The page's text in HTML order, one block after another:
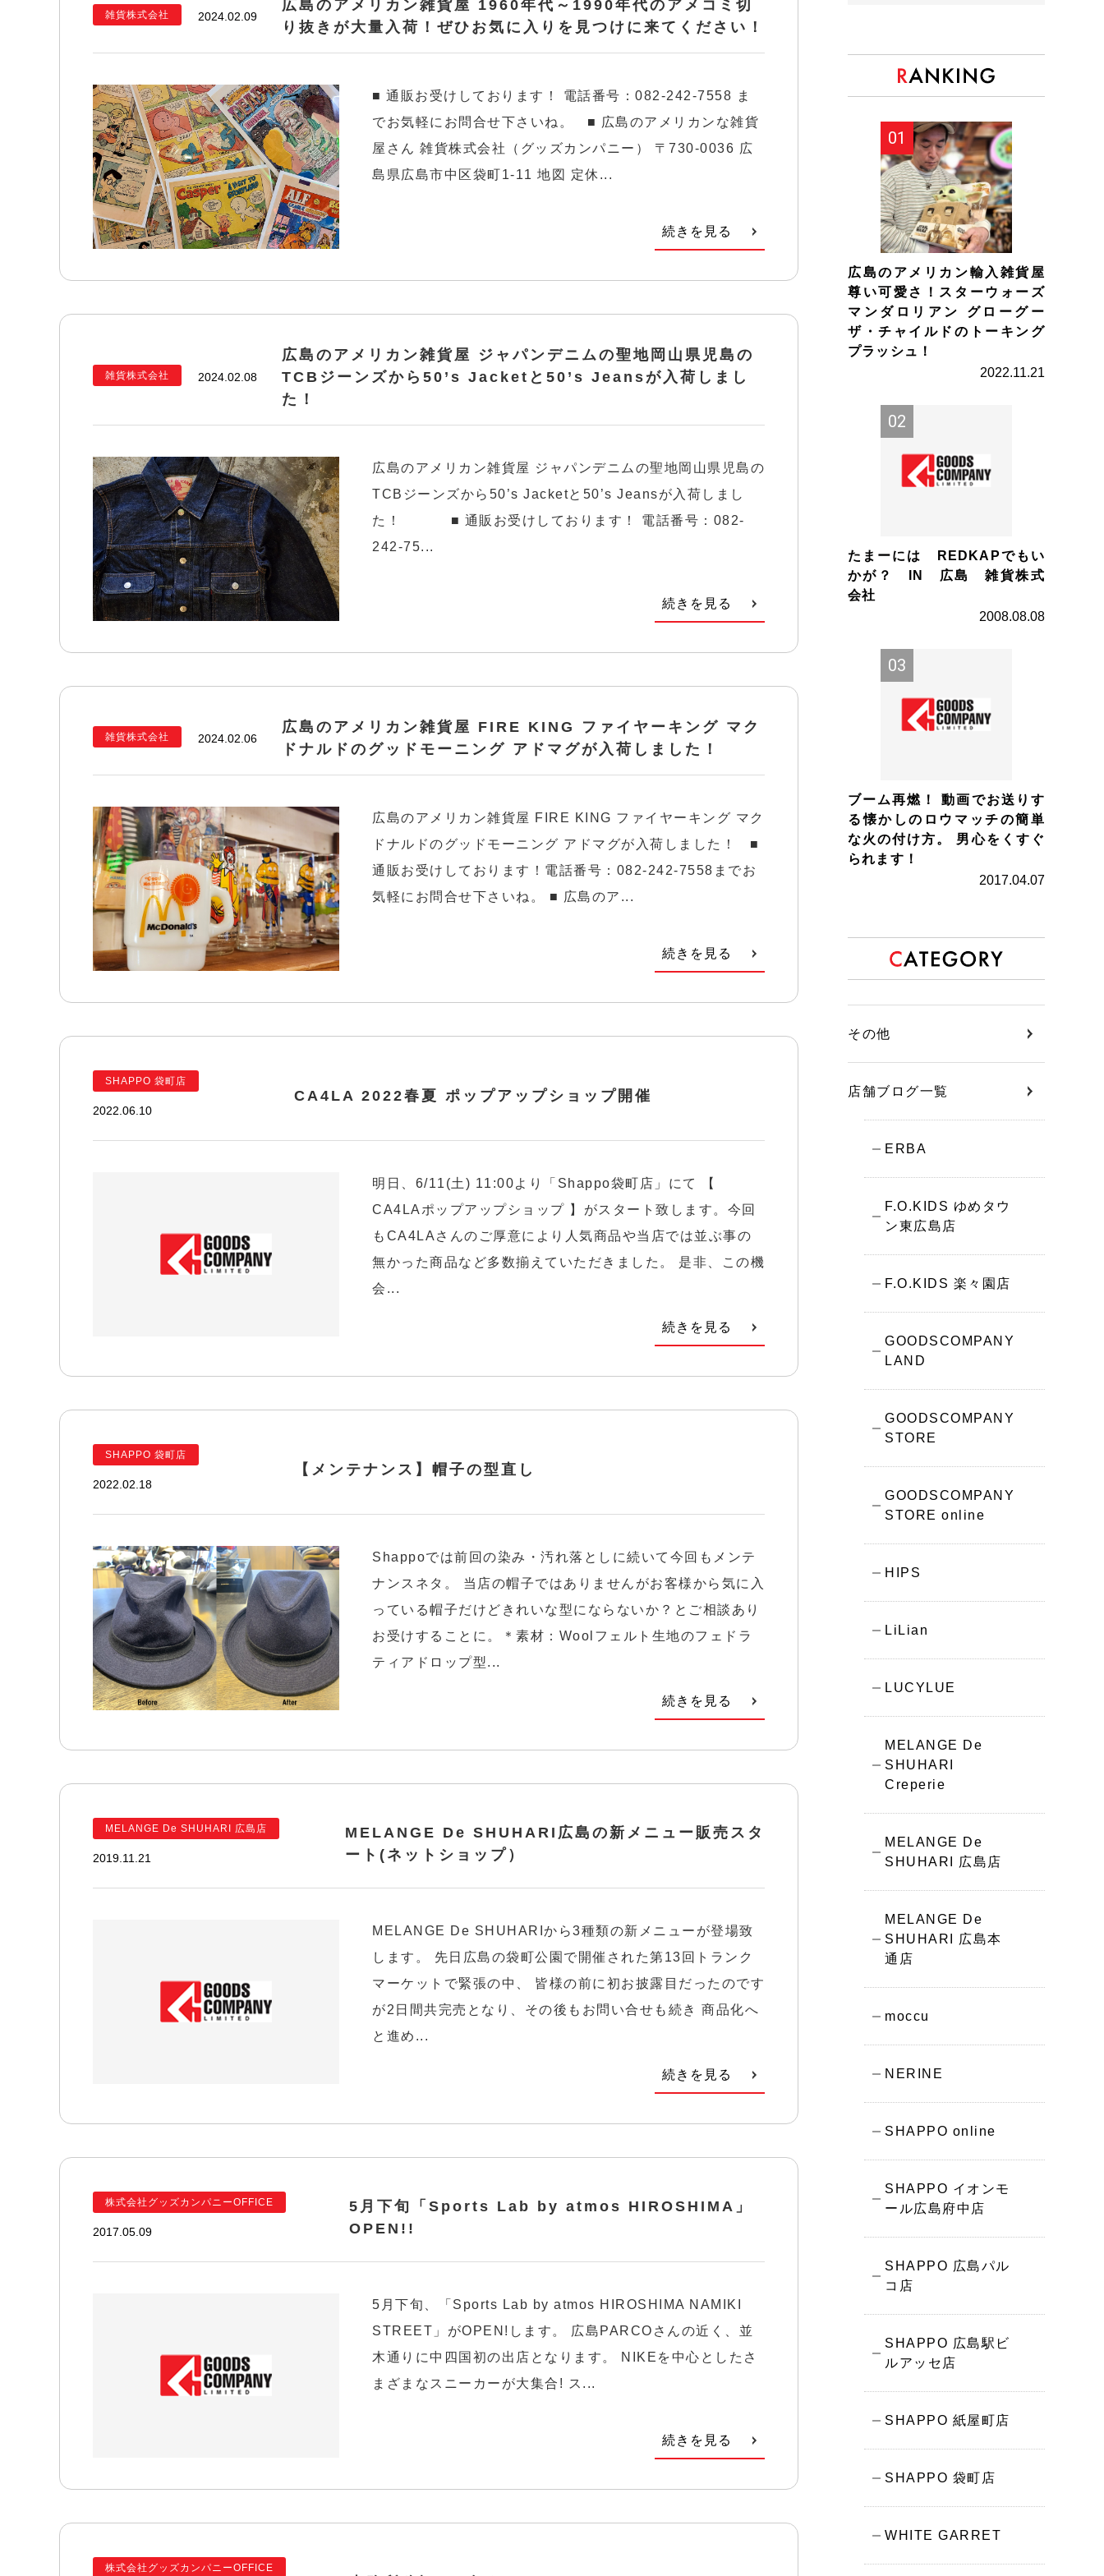
雑貨株式会社 2024.02.09
広島のアメリカン雑貨屋 1960年代～1990年代のアメコミ切
り抜きが大量入荷！ぜひお気に入りを見つけに来てください！
■ 通販お受けしております！ 電話番号：082-242-7558 ま
でお気軽にお問合せ下さいね。 ■ 広島のアメリカンな雑貨
屋さん 雑貨株式会社（グッズカンパニー） 〒730-0036 広
島県広島市中区袋町1-11 地図 定休...
続きを見る
雑貨株式会社 2024.02.08
広島のアメリカン雑貨屋 ジャパンデニムの聖地岡山県児島の
TCBジーンズから50’s Jacketと50’s Jeansが入荷しまし
た！
広島のアメリカン雑貨屋 ジャパンデニムの聖地岡山県児島の
TCBジーンズから50’s Jacketと50’s Jeansが入荷しまし
た！ ■ 通販お受けしております！ 電話番号：082-
242-75...
続きを見る
雑貨株式会社 2024.02.06
広島のアメリカン雑貨屋 FIRE KING ファイヤーキング マク
ドナルドのグッドモーニング アドマグが入荷しました！
広島のアメリカン雑貨屋 FIRE KING ファイヤーキング マク
ドナルドのグッドモーニング アドマグが入荷しました！ ■
通販お受けしております！電話番号：082-242-7558までお
気軽にお問合せ下さいね。 ■ 広島のア...
続きを見る
SHAPPO 袋町店
2022.06.10
CA4LA 2022春夏 ポップアップショップ開催
明日、6/11(土) 11:00より「Shappo袋町店」にて 【
CA4LAポップアップショップ 】がスタート致します。今回
もCA4LAさんのご厚意により人気商品や当店では並ぶ事の
無かった商品など多数揃えていただきました。 是非、この機
会...
続きを見る
SHAPPO 袋町店
2022.02.18
【メンテナンス】帽子の型直し
Shappoでは前回の染み・汚れ落としに続いて今回もメンテ
ナンスネタ。 当店の帽子ではありませんがお客様から気に入
っている帽子だけどきれいな型にならないか？とご相談あり
お受けすることに。＊素材：Woolフェルト生地のフェドラ
ティアドロップ型...
続きを見る
MELANGE De SHUHARI 広島店
2019.11.21
MELANGE De SHUHARI広島の新メニュー販売スタ
ート(ネットショップ）
MELANGE De SHUHARIから3種類の新メニューが登場致
します。 先日広島の袋町公園で開催された第13回トランク
マーケットで緊張の中、 皆様の前に初お披露目だったのです
が2日間共完売となり、その後もお問い合せも続き 商品化へ
と進め...
続きを見る
株式会社グッズカンパニーOFFICE
2017.05.09
5月下旬「Sports Lab by atmos HIROSHIMA」
OPEN!!
5月下旬、「Sports Lab by atmos HIROSHIMA NAMIKI
STREET」がOPEN!します。 広島PARCOさんの近く、並
木通りに中四国初の出店となります。 NIKEを中心としたさ
まざまなスニーカーが大集合! ス...
続きを見る
株式会社グッズカンパニーOFFICE
広島のアメリカン輸入雑貨屋
尊い可愛さ！スターウォーズ
マンダロリアン グローグー
ザ・チャイルドのトーキング
プラッシュ！
2022.11.21
たまーには REDKAPでもい
かが？ IN 広島 雑貨株式
会社
2008.08.08
ブーム再燃！ 動画でお送りす
る懐かしのロウマッチの簡単
な火の付け方。 男心をくすぐ
られます！
2017.04.07
その他
店舗ブログ一覧
ERBA
F.O.KIDS ゆめタウ
ン東広島店
F.O.KIDS 楽々園店
GOODSCOMPANY
LAND
GOODSCOMPANY
STORE
GOODSCOMPANY
STORE online
HIPS
LiLian
LUCYLUE
MELANGE De
SHUHARI
Creperie
MELANGE De
SHUHARI 広島店
MELANGE De
SHUHARI 広島本
通店
moccu
NERINE
SHAPPO online
SHAPPO イオンモ
ール広島府中店
SHAPPO 広島パル
コ店
SHAPPO 広島駅ビ
ルアッセ店
SHAPPO 紙屋町店
SHAPPO 袋町店
WHITE GARRET